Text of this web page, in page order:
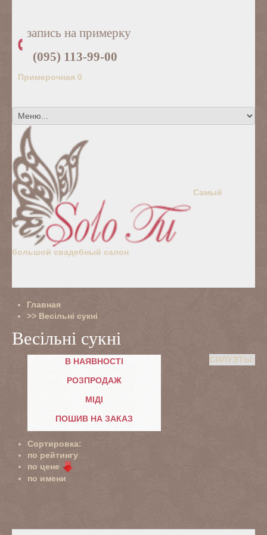
запись на примерку
(095) 113-99-00
Примерочная 0
Самый
большой свадебный салон
Главная
>> Весільні сукні
Весільні сукні
СИЛУЭТЫ:
В НАЯВНОСТІ
РОЗПРОДАЖ
МІДІ
ПОШИВ НА ЗАКАЗ
Сортировка:
по рейтингу
по цене
по имени